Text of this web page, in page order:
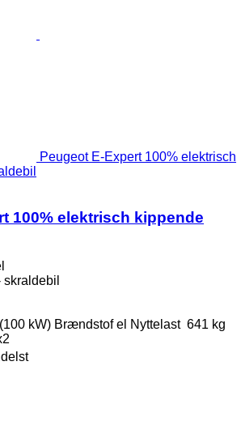
Peugeot E-Expert 100% elektrisch
100% elektrisch kippende
kW) Brændstof el Nyttelast 641 kg